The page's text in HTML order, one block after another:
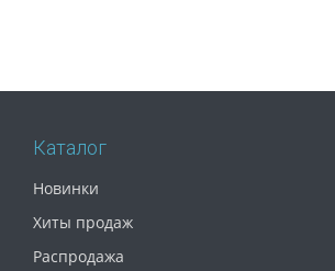
Каталог
Новинки
Хиты продаж
Распродажа